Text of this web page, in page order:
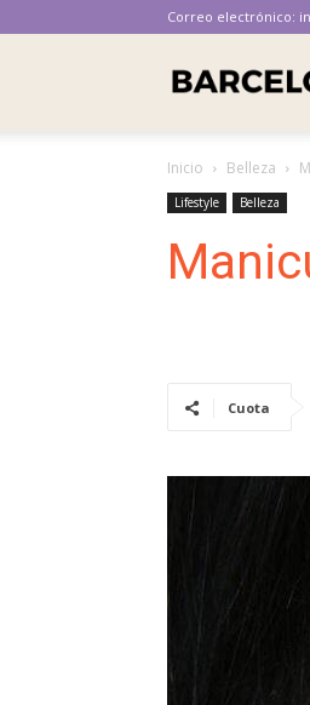
Correo electrónico:
Inicio Belleza
Lifestyle Belleza
Cuota